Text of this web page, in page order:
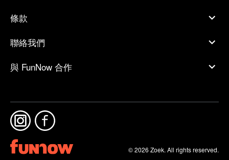
條款
聯絡我們
與 FunNow 合作
© 2026 Zoek. All rights reserved.